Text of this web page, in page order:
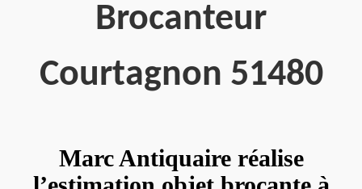
Brocanteur
Courtagnon 51480
Marc Antiquaire réalise